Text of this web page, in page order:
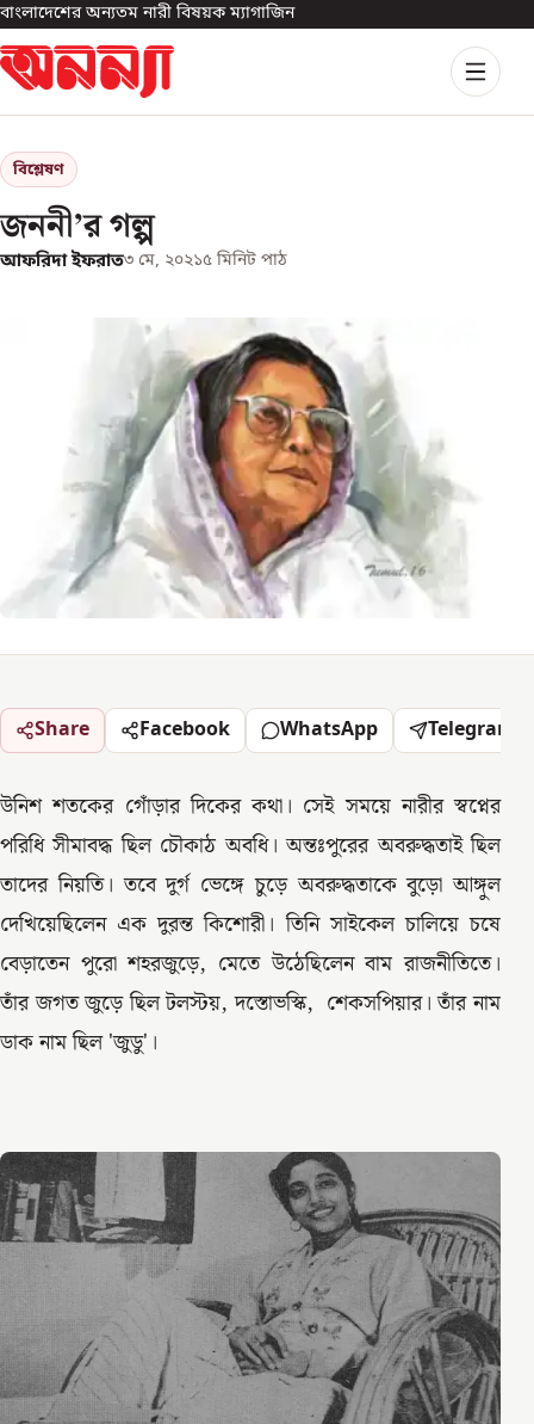
বাংলাদেশের অন্যতম নারী বিষয়ক ম্যাগাজিন
বিশ্লেষণ
জননী’র গল্প
আফরিদা ইফরাত৩ মে, ২০২১৫ মিনিট পাঠ
Share Facebook WhatsApp Telegram
উনিশ শতকের গোঁড়ার দিকের কথা। সেই সময়ে নারীর স্বপ্নের
পরিধি সীমাবদ্ধ ছিল চৌকাঠ অবধি। অন্তঃপুরের অবরুদ্ধতাই ছিল
তাদের নিয়তি। তবে দুর্গ ভেঙ্গে চুড়ে অবরুদ্ধতাকে বুড়ো আঙ্গুল
দেখিয়েছিলেন এক দুরন্ত কিশোরী। তিনি সাইকেল চালিয়ে চষে
বেড়াতেন পুরো শহরজুড়ে, মেতে উঠেছিলেন বাম রাজনীতিতে।
তাঁর জগত জুড়ে ছিল টলস্টয়, দস্তোভস্কি, শেকসপিয়ার। তাঁর নাম
ডাক নাম ছিল 'জুডু'।